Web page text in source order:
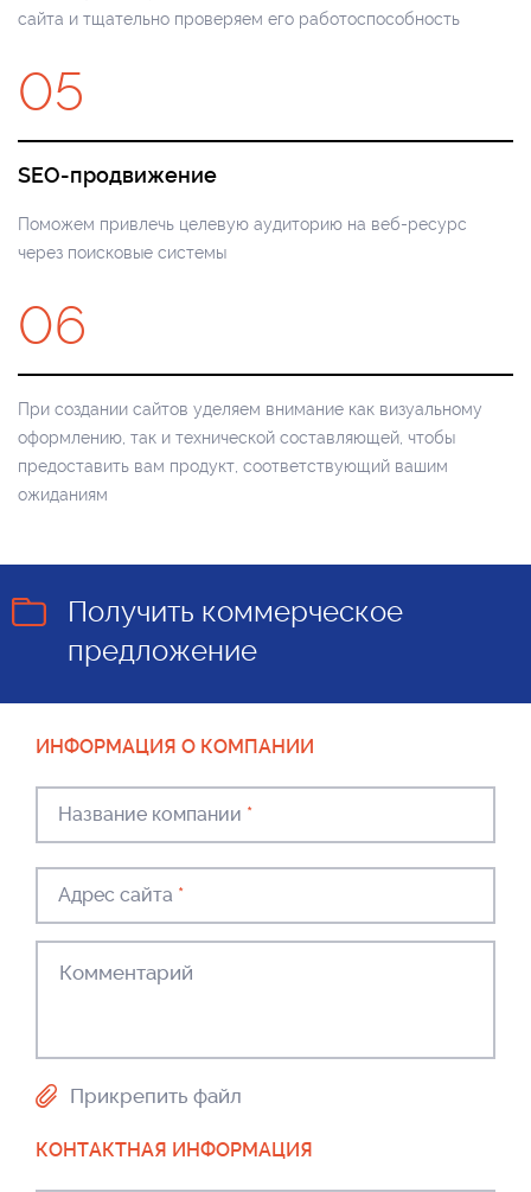
сайта и тщательно проверяем его работоспособность
05
SEO-продвижение
Поможем привлечь целевую аудиторию на веб-ресурс
через поисковые системы
06
При создании сайтов уделяем внимание как визуальному
оформлению, так и технической составляющей, чтобы
предоставить вам продукт, соответствующий вашим
ожиданиям
Получить коммерческое
предложение
ИНФОРМАЦИЯ О КОМПАНИИ
Название компании *
Адрес сайта *
Прикрепить файл
КОНТАКТНАЯ ИНФОРМАЦИЯ